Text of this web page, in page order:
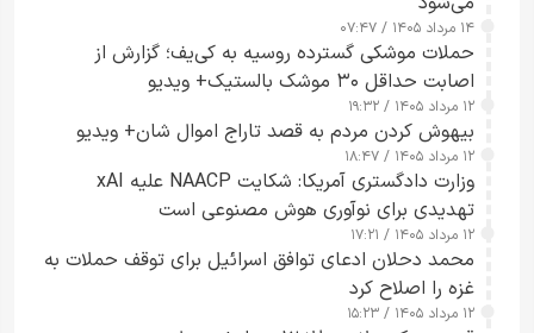
۱۴ مرداد ۱۴۰۵ / ۰۷:۴۷
حملات موشکی گسترده روسیه به کی‌یف؛ گزارش از
اصابت حداقل ۳۰ موشک بالستیک+ ویدیو
۱۲ مرداد ۱۴۰۵ / ۱۹:۳۲
بیهوش کردن مردم به قصد تاراج اموال شان+ ویدیو
۱۲ مرداد ۱۴۰۵ / ۱۸:۴۷
وزارت دادگستری آمریکا: شکایت NAACP علیه xAI
تهدیدی برای نوآوری هوش مصنوعی است
۱۲ مرداد ۱۴۰۵ / ۱۷:۲۱
محمد دحلان ادعای توافق اسرائیل برای توقف حملات به
غزه را اصلاح کرد
۱۲ مرداد ۱۴۰۵ / ۱۵:۲۳